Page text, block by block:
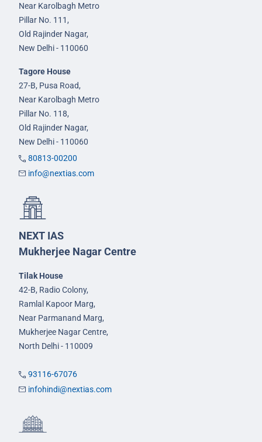
Near Karolbagh Metro
Pillar No. 111,
Old Rajinder Nagar,
New Delhi - 110060
Tagore House
27-B, Pusa Road,
Near Karolbagh Metro
Pillar No. 118,
Old Rajinder Nagar,
New Delhi - 110060
80813-00200
info@nextias.com
NEXT IAS
Mukherjee Nagar Centre
Tilak House
42-B, Radio Colony,
Ramlal Kapoor Marg,
Near Parmanand Marg,
Mukherjee Nagar Centre,
North Delhi - 110009
93116-67076
infohindi@nextias.com